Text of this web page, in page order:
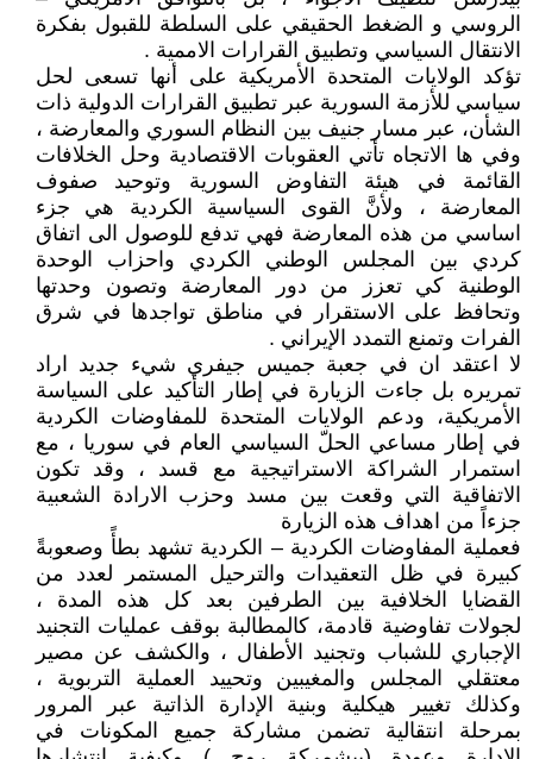
الروسي و الضغط الحقيقي على السلطة للقبول بفكرة
الانتقال السياسي وتطبيق القرارات الاممية .
تؤكد الولايات المتحدة الأمريكية على أنها تسعى لحل
سياسي للأزمة السورية عبر تطبيق القرارات الدولية ذات
الشأن، عبر مسار جنيف بين النظام السوري والمعارضة ،
وفي ها الاتجاه تأتي العقوبات الاقتصادية وحل الخلافات
القائمة في هيئة التفاوض السورية وتوحيد صفوف
المعارضة ، ولأنَّ القوى السياسية الكردية هي جزء
اساسي من هذه المعارضة فهي تدفع للوصول الى اتفاق
كردي بين المجلس الوطني الكردي واحزاب الوحدة
الوطنية كي تعزز من دور المعارضة وتصون وحدتها
وتحافظ على الاستقرار في مناطق تواجدها في شرق
الفرات وتمنع التمدد الإيراني .
لا اعتقد ان في جعبة جميس جيفري شيء جديد اراد
تمريره بل جاءت الزيارة في إطار التأكيد على السياسة
الأمريكية، ودعم الولايات المتحدة للمفاوضات الكردية
في إطار مساعي الحلّ السياسي العام في سوريا ، مع
استمرار الشراكة الاستراتيجية مع قسد ، وقد تكون
الاتفاقية التي وقعت بين مسد وحزب الارادة الشعبية
جزءاً من اهداف هذه الزيارة
فعملية المفاوضات الكردية – الكردية تشهد بطأً وصعوبةً
كبيرة في ظل التعقيدات والترحيل المستمر لعدد من
القضايا الخلافية بين الطرفين بعد كل هذه المدة ،
لجولات تفاوضية قادمة، كالمطالبة بوقف عمليات التجنيد
الإجباري للشباب وتجنيد الأطفال ، والكشف عن مصير
معتقلي المجلس والمغيبين وتحييد العملية التربوية ،
وكذلك تغيير هيكلية وبنية الإدارة الذاتية عبر المرور
بمرحلة انتقالية تضمن مشاركة جميع المكونات في